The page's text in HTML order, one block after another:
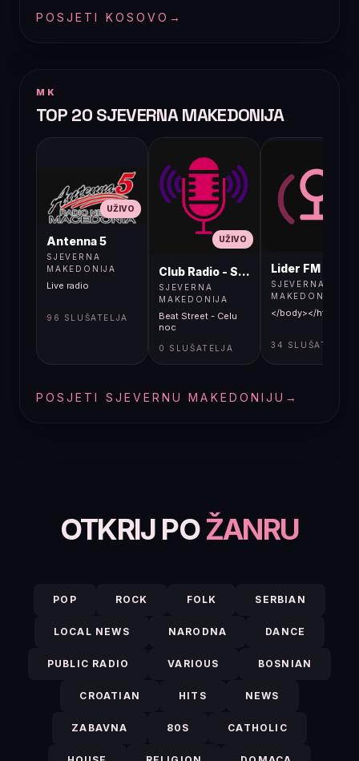
POSJETI KOSOVO →
MK
TOP 20 SJEVERNA MAKEDONIJA
UŽIVO
Antenna 5
SJEVERNA
MAKEDONIJA
Live radio
96 SLUŠATELJA
UŽIVO
Club Radio - Skopje, Mcedonia
SJEVERNA
MAKEDONIJA
Beat Street - Celu
noc
0 SLUŠATELJA
Lider FM 107,4
SJEVERNA
MAKEDONIJA
</body></html>
34 SLUŠATELJA
POSJETI SJEVERNU MAKEDONIJU →
OTKRIJ POŽANRU
POP ROCK FOLK SERBIAN
LOCAL NEWS NARODNA DANCE
PUBLIC RADIO VARIOUS BOSNIAN
CROATIAN HITS NEWS
ZABAVNA 80S CATHOLIC